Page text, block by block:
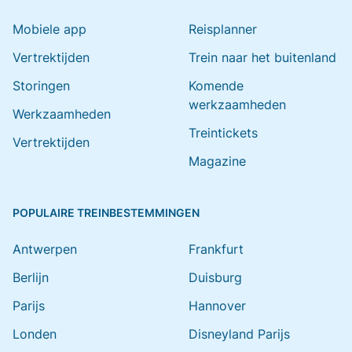
Mobiele app
Vertrektijden
Storingen
Werkzaamheden
Vertrektijden
Reisplanner
Trein naar het buitenland
Komende
werkzaamheden
Treintickets
Magazine
POPULAIRE TREINBESTEMMINGEN
Antwerpen
Berlijn
Parijs
Londen
Frankfurt
Duisburg
Hannover
Disneyland Parijs